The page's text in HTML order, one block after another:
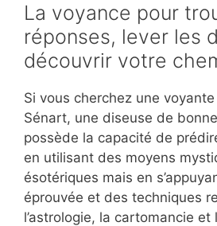
La voyance pour
réponses, lever les
découvrir votre
Si vous cherchez une
Sénart, une diseuse de
possède la capacité de
en utilisant des moyens
ésotériques mais en
éprouvée et des techniques
l’astrologie, la cartomancie et